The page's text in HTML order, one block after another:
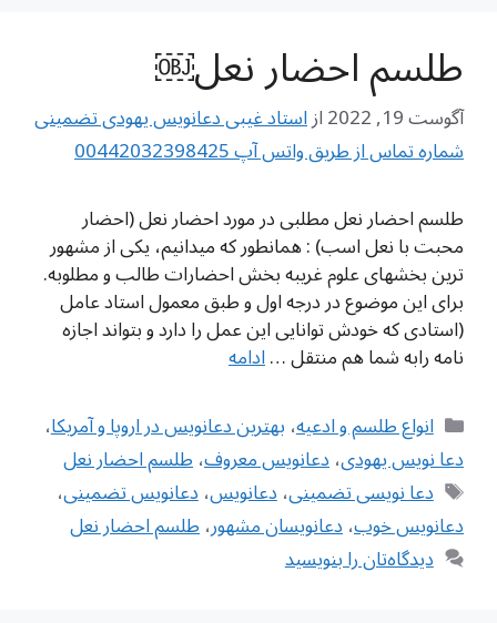
طلسم احضار نعل￼
آگوست 19, 2022 ازاستاد غیبی دعانویس یهودی تضمینی
شماره تماس از طریق واتس آپ 00442032398425
طلسم احضار نعل مطلبی در مورد احضار نعل (احضار
محبت با نعل اسب) : همانطور که میدانیم، یکی از مشهور
ترین بخشهای علوم غریبه بخش احضارات طالب و مطلوبه.
برای این موضوع در درجه اول و طبق معمول استاد عامل
(استادی که خودش توانایی این عمل را دارد و بتواند اجازه
نامه رابه شما هم منتقل …ادامه
دسته‌ها
انواع طلسم و ادعیه،بهترین دعانویس در اروپا و آمریکا،
دعا نویس یهودی،دعانویس معروف،طلسم احضار نعل
برچسب‌ها
دعا نویسی تضمینی،دعانویس،دعانویس تضمینی،
دعانویس خوب،دعانویسان مشهور،طلسم احضار نعل
دیدگاه‌تان را بنویسید